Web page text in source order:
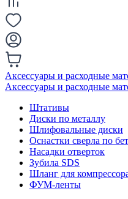
Аксессуары и расходные
Аксессуары и расходные
Штативы
Диски по металлу
Шлифовальные диски
Оснастки сверла по
Насадки отверток
Зубила SDS
Шланг для
ФУМ-ленты